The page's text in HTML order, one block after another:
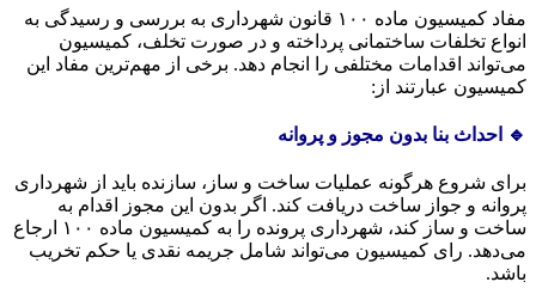
مفاد کمیسیون ماده ۱۰۰ قانون شهرداری به بررسی و رسیدگی به
انواع تخلفات ساختمانی پرداخته و در صورت تخلف، کمیسیون
می‌تواند اقدامات مختلفی را انجام دهد. برخی از مهم‌ترین مفاد این
کمیسیون عبارتند از:
🔹 احداث بنا بدون مجوز و پروانه
برای شروع هرگونه عملیات ساخت و ساز، سازنده باید از شهرداری
پروانه و جواز ساخت دریافت کند. اگر بدون این مجوز اقدام به
ساخت و ساز کند، شهرداری پرونده را به کمیسیون ماده ۱۰۰ ارجاع
می‌دهد. رای کمیسیون می‌تواند شامل جریمه نقدی یا حکم تخریب
باشد.